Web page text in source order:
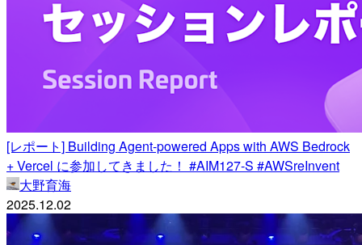
[レポート] Building Agent-powered Apps with AWS Bedrock
+ Vercel に参加してきました！ #AIM127-S #AWSreInvent
大野育海
2025.12.02